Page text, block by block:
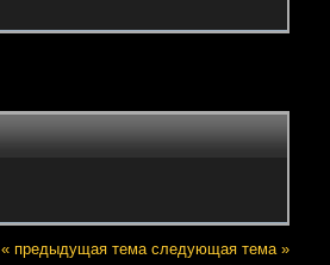
« предыдущая тема следующая тема »